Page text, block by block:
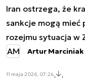
Iran ostrzega, że
sankcje mogą mieć
rozejmu sytuacja w
AM
Artur Marciniak
11 maja 2026, 07:24